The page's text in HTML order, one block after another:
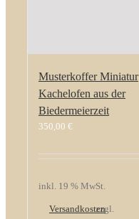
Musterkoffer Miniatur
Kachelofen aus der
Biedermeierzeit
350,00 €
inkl. 19 % MwSt.
zzgl.
Versandkosten